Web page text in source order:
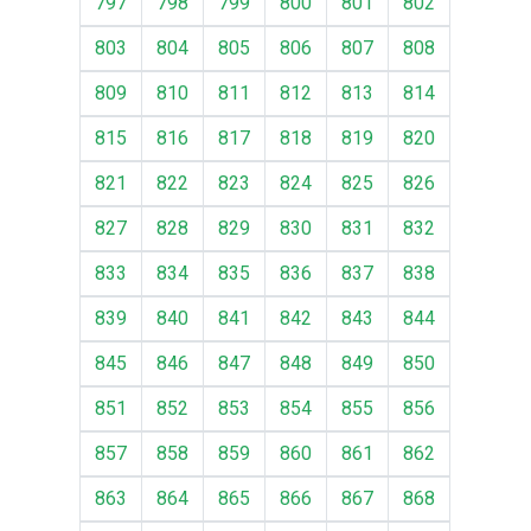
803
804 805 806 807
808
809
810 811 812 813
814
815
816 817 818 819
820
821
822 823 824 825
826
827
828 829 830 831
832
833
834 835 836 837
838
839
840 841 842 843
844
845
846 847 848 849
850
851
852 853 854 855
856
857
858 859 860 861
862
863
864 865 866 867
868